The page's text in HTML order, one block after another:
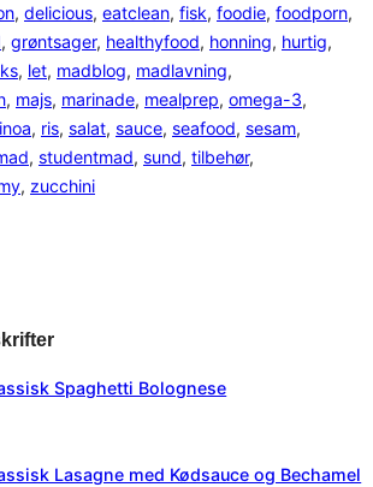
, delicious, eatclean, fisk, foodie, foodporn
, grøntsager, healthyfood, honning, hurtig
, let, madblog, madlavning
, majs, marinade, mealprep, omega-3
, ris, salat, sauce, seafood, sesam
, studentmad, sund, tilbehør
, zucchini
Spaghetti Bolognese
Lasagne med Kødsauce og Bechamel